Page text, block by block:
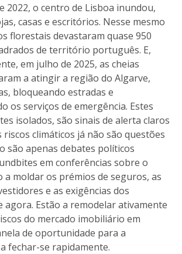
2022, o centro de Lisboa inundou,
casas e escritórios. Nesse mesmo
florestais devastaram quase 950
de território português. E,
em julho de 2025, as cheias
a atingir a região do Algarve,
bloqueando estradas e
os serviços de emergência. Estes
isolados, são sinais de alerta claros
riscos climáticos já não são questões
são apenas debates políticos
em conferências sobre o
a moldar os prémios de seguros, as
e as exigências dos
agora. Estão a remodelar ativamente
do mercado imobiliário em
de oportunidade para a
fechar-se rapidamente.